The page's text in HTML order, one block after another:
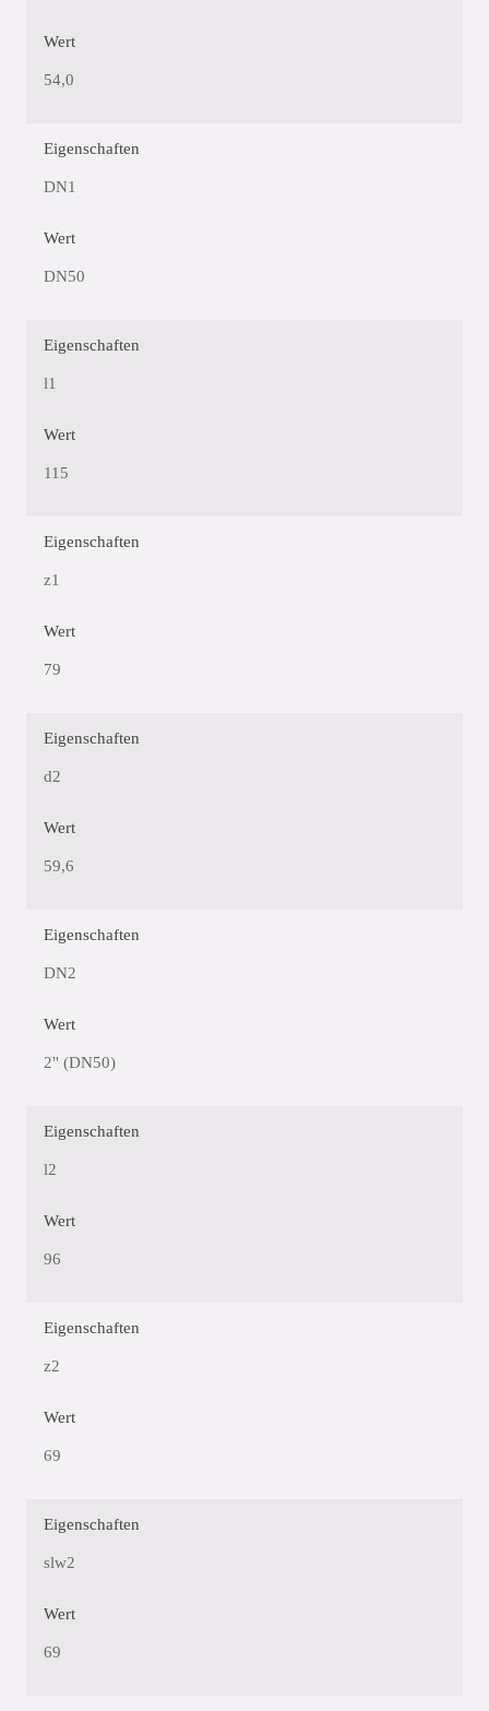
Wert
54,0
Eigenschaften
DN1
Wert
DN50
Eigenschaften
l1
Wert
115
Eigenschaften
z1
Wert
79
Eigenschaften
d2
Wert
59,6
Eigenschaften
DN2
Wert
2" (DN50)
Eigenschaften
l2
Wert
96
Eigenschaften
z2
Wert
69
Eigenschaften
slw2
Wert
69